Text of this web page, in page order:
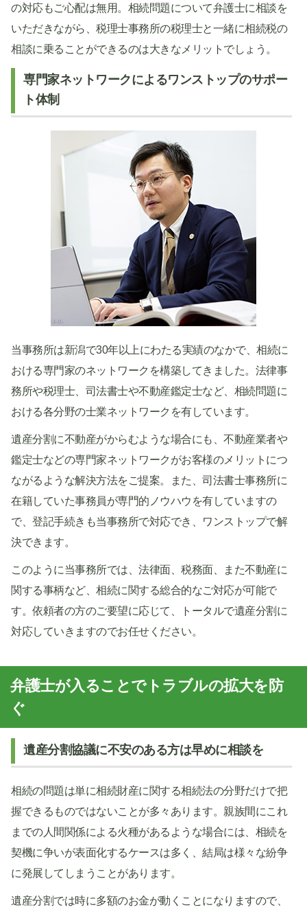
の対応もご心配は無用。相続問題について弁護士に相談を
いただきながら、税理士事務所の税理士と一緒に相続税の
相談に乗ることができるのは大きなメリットでしょう。
専門家ネットワークによるワンストップのサポー
ト体制
当事務所は新潟で30年以上にわたる実績のなかで、相続に
おける専門家のネットワークを構築してきました。法律事
務所や税理士、司法書士や不動産鑑定士など、相続問題に
おける各分野の士業ネットワークを有しています。
遺産分割に不動産がからむような場合にも、不動産業者や
鑑定士などの専門家ネットワークがお客様のメリットにつ
ながるような解決方法をご提案。また、司法書士事務所に
在籍していた事務員が専門的ノウハウを有していますの
で、登記手続きも当事務所で対応でき、ワンストップで解
決できます。
このように当事務所では、法律面、税務面、また不動産に
関する事柄など、相続に関する総合的なご対応が可能で
す。依頼者の方のご要望に応じて、トータルで遺産分割に
対応していきますのでお任せください。
弁護士が入ることでトラブルの拡大を防
ぐ
遺産分割協議に不安のある方は早めに相談を
相続の問題は単に相続財産に関する相続法の分野だけで把
握できるものではないことが多々あります。親族間にこれ
までの人間関係による火種があるような場合には、相続を
契機に争いが表面化するケースは多く、結局は様々な紛争
に発展してしまうことがあります。
遺産分割では時に多額のお金が動くことになりますので、